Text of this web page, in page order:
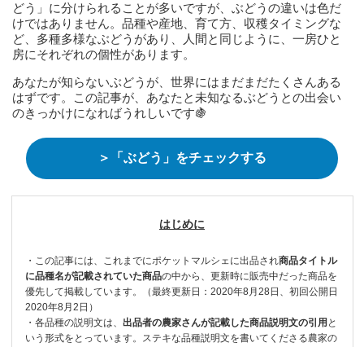
どう」に分けられることが多いですが、ぶどうの違いは色だ
けではありません。品種や産地、育て方、収穫タイミングな
ど、多種多様なぶどうがあり、人間と同じように、一房ひと
房にそれぞれの個性があります。
あなたが知らないぶどうが、世界にはまだまだたくさんある
はずです。この記事が、あなたと未知なるぶどうとの出会い
のきっかけになればうれしいです🍇
＞「ぶどう」をチェックする
はじめに
・この記事には、これまでにポケットマルシェに出品され商品タイトル
に品種名が記載されていた商品の中から、更新時に販売中だった商品を
優先して掲載しています。（最終更新日：2020年8月28日、初回公開日
2020年8月2日）
・各品種の説明文は、 出品者の農家さんが記載した商品説明文の引用 と
いう形式をとっています。ステキな品種説明文を書いてくださる農家の